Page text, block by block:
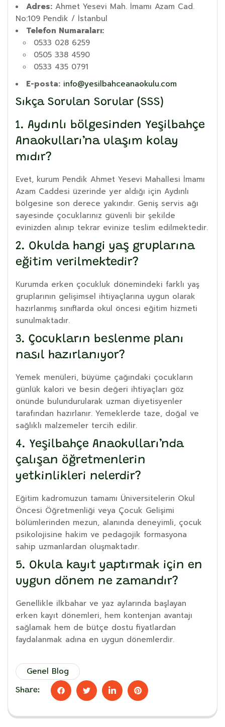
Adres: Ahmet Yesevi Mah. İmamı Azam Cad.
No:109 Pendik / İstanbul
Telefon Numaraları:
0533 028 6259
0505 338 4590
0533 435 0791
E-posta: info@yesilbahceanaokulu.com
Sıkça Sorulan Sorular (SSS)
1. Aydınlı bölgesinden Yeşilbahçe
Anaokulları’na ulaşım kolay
mıdır?
Evet, kurum Pendik Ahmet Yesevi Mahallesi İmamı
Azam Caddesi üzerinde yer aldığı için Aydınlı
bölgesine son derece yakındır. Geniş servis ağı
sayesinde çocuklarınız güvenli bir şekilde
evinizden alınıp tekrar evinize teslim edilmektedir.
2. Okulda hangi yaş gruplarına
eğitim verilmektedir?
Kurumda erken çocukluk dönemindeki farklı yaş
gruplarının gelişimsel ihtiyaçlarına uygun olarak
hazırlanmış sınıflarda okul öncesi eğitim hizmeti
sunulmaktadır.
3. Çocukların beslenme planı
nasıl hazırlanıyor?
Yemek menüleri, büyüme çağındaki çocukların
günlük kalori ve besin değeri ihtiyaçları göz
önünde bulundurularak uzman diyetisyenler
tarafından hazırlanır. Yemeklerde taze, doğal ve
sağlıklı malzemeler tercih edilir.
4. Yeşilbahçe Anaokulları’nda
çalışan öğretmenlerin
yetkinlikleri nelerdir?
Eğitim kadromuzun tamamı Üniversitelerin Okul
Öncesi Öğretmenliği veya Çocuk Gelişimi
bölümlerinden mezun, alanında deneyimli, çocuk
psikolojisine hakim ve pedagojik formasyona
sahip uzmanlardan oluşmaktadır.
5. Okula kayıt yaptırmak için en
uygun dönem ne zamandır?
Genellikle ilkbahar ve yaz aylarında başlayan
erken kayıt dönemleri, hem kontenjan avantajı
sağlamak hem de bütçe dostu fiyatlardan
faydalanmak adına en uygun dönemlerdir.
Genel Blog
Share: